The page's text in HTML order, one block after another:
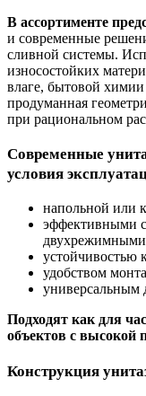
В ассортименте
и современные
сливной системы.
износостойких
влаге, бытовой
продуманная
при рациональном
Современные
условия
напольной или
эффективными
устойчивостью
удобством
универсальным
Подходят как для
объектов с высокой
Конструкция